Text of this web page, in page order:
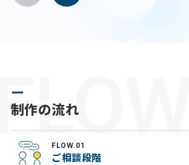
制作の流れ
FLOW.01
ご相談段階